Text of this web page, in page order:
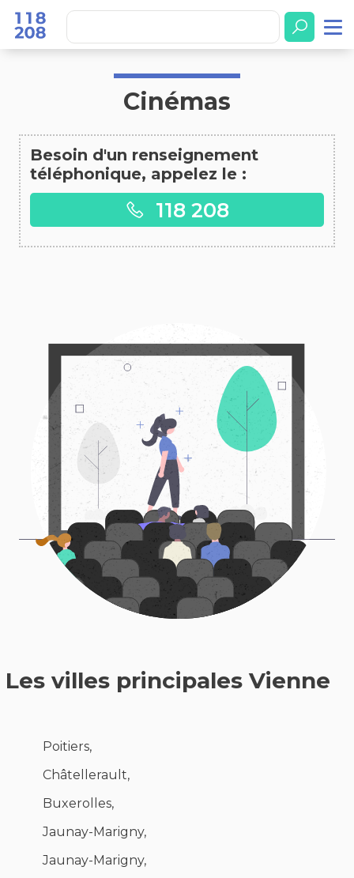
Accueil
Cinémas
Besoin d'un renseignement
téléphonique, appelez le :
118 208
Les villes principales Vienne
Poitiers,
Châtellerault,
Buxerolles,
Jaunay-Marigny,
Jaunay-Marigny,